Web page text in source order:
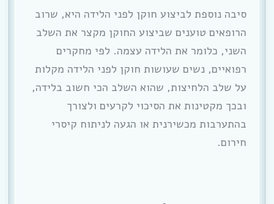
סיבה נוספת לביצוע חוקן לפני הלידה היא, שרוב
הרופאים טוענים שביצוע החוקן מקצר את השלב
השני, כלומר את הלידה עצמה. לפי מחקרים
רפואיים, נשים שעושות חוקן לפני הלידה מקלות
על שלב הלחיצות, שהוא השלב הכי חשוב בלידה,
ובכך מקטינות את הסיכוי לקרעים ולצורך
בהתערבות מכשירנית או הגעה לניתוח קיסרי
חירום.